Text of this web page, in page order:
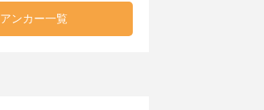
アンカー一覧